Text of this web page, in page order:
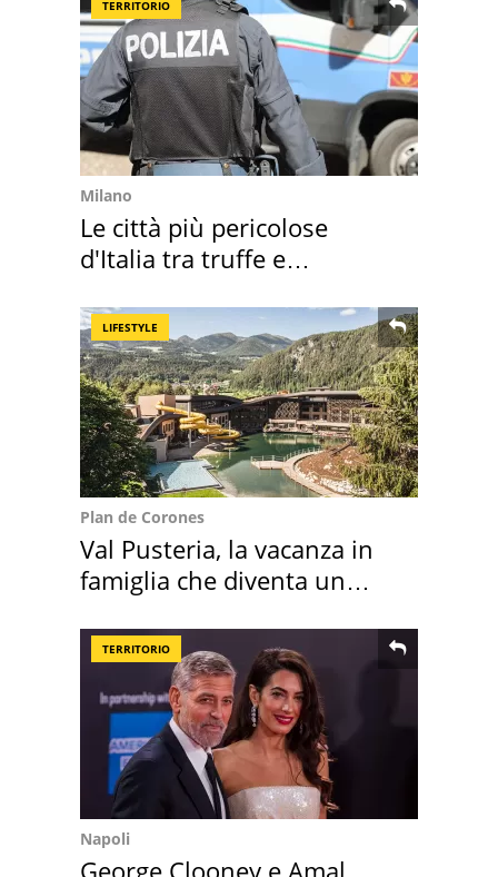
TERRITORIO
Milano
Le città più pericolose
d'Italia tra truffe e
LIFESTYLE
Plan de Corones
Val Pusteria, la vacanza in
famiglia che diventa un
TERRITORIO
Napoli